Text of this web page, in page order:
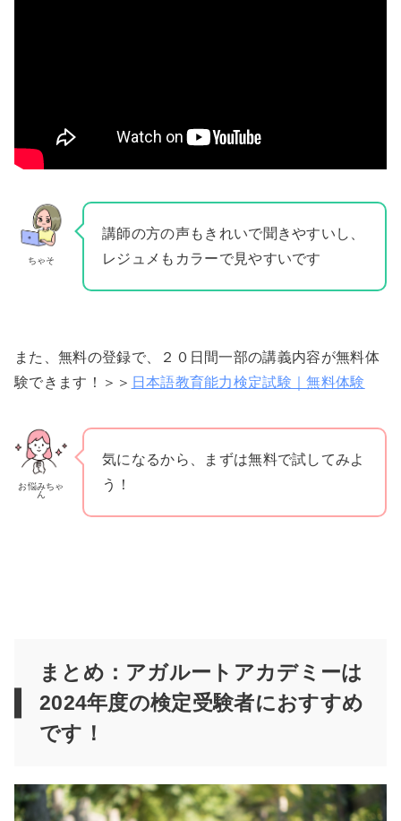
ちゃそ
講師の方の声もきれいで聞きやすいし、
レジュメもカラーで見やすいです
また、無料の登録で、２０日間一部の講義内容が無料体
験できます！＞＞ 日本語教育能力検定試験｜無料体験
お悩みちゃ
ん
気になるから、まずは無料で試してみよ
う！
まとめ：アガルートアカデミーは
2024年度の検定受験者におすすめ
です！